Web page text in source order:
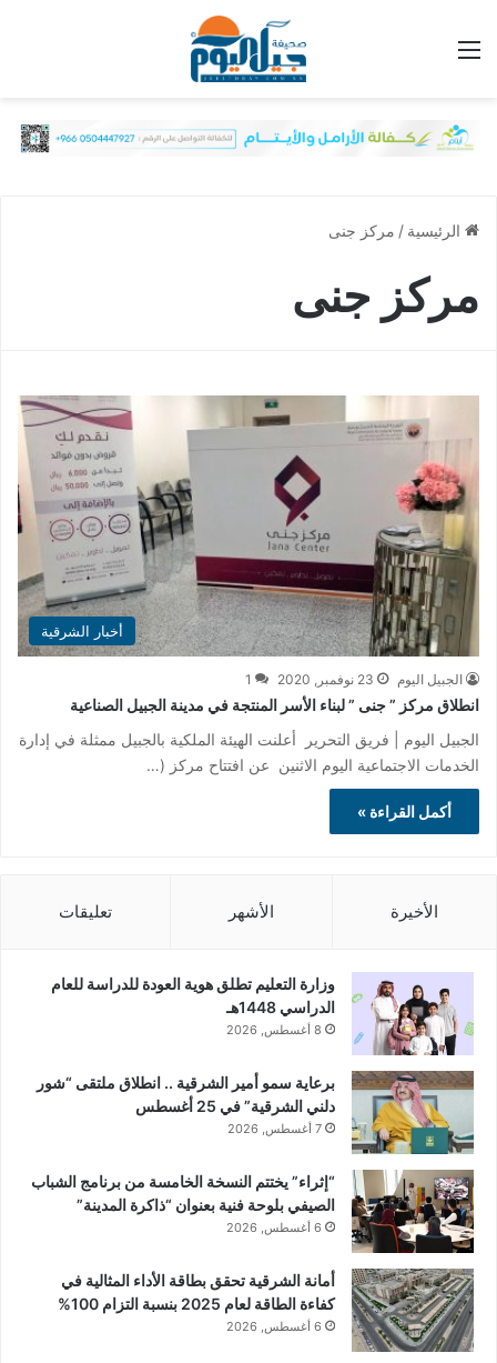
الرئيسية / مركز جنى
مركز جنى
أخبار الشرقية
الجبيل اليوم 23 نوفمبر, 2020 1
انطلاق مركز ” جنى ” لبناء الأسر المنتجة في مدينة الجبيل الصناعية
الجبيل اليوم | فريق التحرير أعلنت الهيئة الملكية بالجبيل ممثلة في إدارة
الخدمات الاجتماعية اليوم الاثنين عن افتتاح مركز (…
أكمل القراءة »
الأخيرة الأشهر تعليقات
وزارة التعليم تطلق هوية العودة للدراسة للعام
الدراسي 1448هـ
8 أغسطس, 2026
برعاية سمو أمير الشرقية .. انطلاق ملتقى “شور
دلني الشرقية” في 25 أغسطس
7 أغسطس, 2026
“إثراء” يختتم النسخة الخامسة من برنامج الشباب
الصيفي بلوحة فنية بعنوان “ذاكرة المدينة”
6 أغسطس, 2026
أمانة الشرقية تحقق بطاقة الأداء المثالية في
كفاءة الطاقة لعام 2025 بنسبة التزام 100%
6 أغسطس, 2026